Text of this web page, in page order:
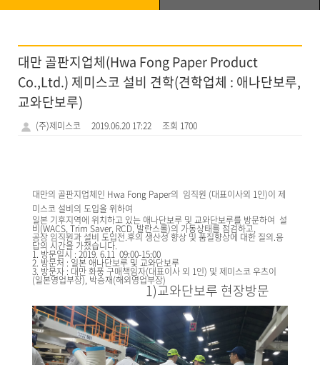
대만 골판지업체(Hwa Fong Paper Product
Co.,Ltd.) 제미스코 설비 견학(견학업체 : 애나단보루,
교와단보루)
(주)제미스코 2019.06.20 17:22 조회 1700
대만의 골판지업체인 Hwa Fong Paper의 임직원 (대표이사외 1인)이 제
미스코 설비의 도입을 위하여
일본 기후지역에 위치하고 있는 애나단보루 및 교와단보루를 방문하여 설
비(WACS, Trim Saver, RCD, 발란스롤)의 가동상태를 점검하고,
공장 임직원과 설비 도입전.후의 생산성 향상 및 품질향상에 대한 질의.응
답의 시간을 가졌습니다.
1. 방문일시 : 2019. 6.11 09:00-15:00
2. 방문처 : 일본 애나단보루 및 교와단보루
3. 방문자 : 대만 화풍 구매책임자(대표이사 외 1인) 및 제미스코 우츠이
(일본영업부장), 박승재(해외영업부장)
1)교와단보루 현장방문